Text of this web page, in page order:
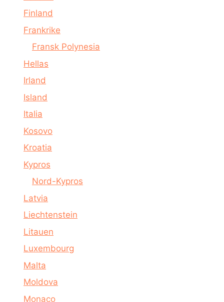
Finland
Frankrike
Fransk Polynesia
Hellas
Irland
Island
Italia
Kosovo
Kroatia
Kypros
Nord-Kypros
Latvia
Liechtenstein
Litauen
Luxembourg
Malta
Moldova
Monaco